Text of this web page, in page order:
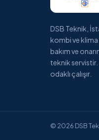
DSB Teknik,
kombi ve klima
bakım ve
teknik
odaklı çalışır.
© 2026 DSB